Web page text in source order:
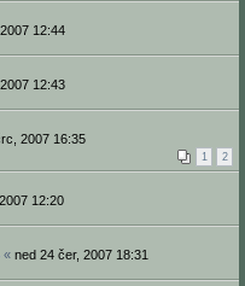
12:44
12:43
2007 16:35
1 2
12:20
« ned 24 čer, 2007 18:31